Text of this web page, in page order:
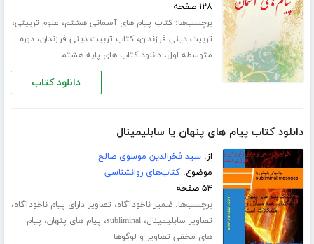
۱۲۸ صفحه
برچسب‌ها:کتاب پیام های آسمانی هشتم، علوم تربیتی،
تربیت دینی فرزندان،کتاب تربیت دینی فرزندان،دوره
متوسطه اول،دانلود کتاب های پایه هشتم
دانلود کتاب
دانلود کتاب پیام های پنهان یا سابلیمینال
از:سید فخرالدین موسوی صالح
موضوع:کتاب‌های روانشناسی
۵۴ صفحه
برچسب‌ها:ضمیر ناخودآگاه، تصاویر دارای پیام ناخودآگاه،
تصاویر سابلیمینال،subliminal، پیام های پنهان، پیام
های مخفی تصاویر و لوگوها